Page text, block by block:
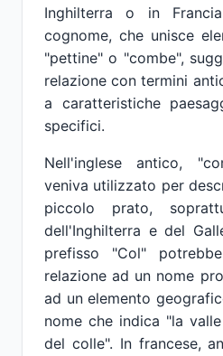
Inghilterra o in
cognome, che unisce
"pettine" o "combe",
relazione con termini
a caratteristiche
specifici.
Nell'inglese antico,
veniva utilizzato per
piccolo prato,
dell'Inghilterra e del
prefisso "Col"
relazione ad un nome
ad un elemento
nome che indica "la
del colle". In francese,